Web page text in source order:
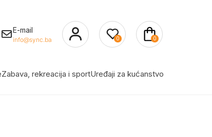
E-mail
info@sync.ba 0 0
Zabava, rekreacija i sportUređaji za kućanstvo